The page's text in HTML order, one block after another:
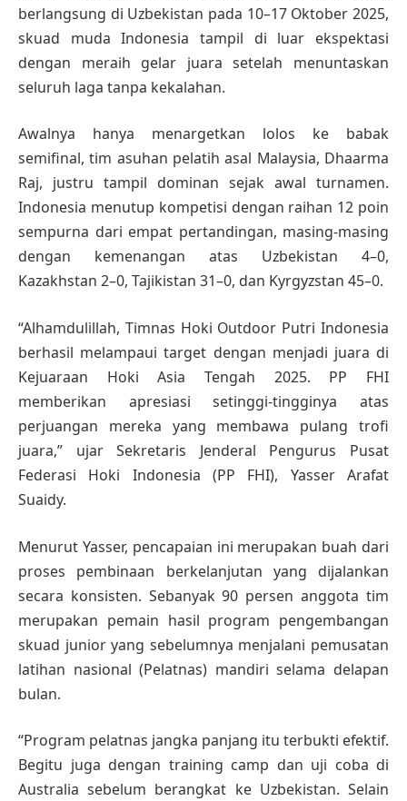
berlangsung di Uzbekistan pada 10–17 Oktober 2025,
skuad muda Indonesia tampil di luar ekspektasi
dengan meraih gelar juara setelah menuntaskan
seluruh laga tanpa kekalahan.
Awalnya hanya menargetkan lolos ke babak
semifinal, tim asuhan pelatih asal Malaysia, Dhaarma
Raj, justru tampil dominan sejak awal turnamen.
Indonesia menutup kompetisi dengan raihan 12 poin
sempurna dari empat pertandingan, masing-masing
dengan kemenangan atas Uzbekistan 4–0,
Kazakhstan 2–0, Tajikistan 31–0, dan Kyrgyzstan 45–0.
“Alhamdulillah, Timnas Hoki Outdoor Putri Indonesia
berhasil melampaui target dengan menjadi juara di
Kejuaraan Hoki Asia Tengah 2025. PP FHI
memberikan apresiasi setinggi-tingginya atas
perjuangan mereka yang membawa pulang trofi
juara,” ujar Sekretaris Jenderal Pengurus Pusat
Federasi Hoki Indonesia (PP FHI), Yasser Arafat
Suaidy.
Menurut Yasser, pencapaian ini merupakan buah dari
proses pembinaan berkelanjutan yang dijalankan
secara konsisten. Sebanyak 90 persen anggota tim
merupakan pemain hasil program pengembangan
skuad junior yang sebelumnya menjalani pemusatan
latihan nasional (Pelatnas) mandiri selama delapan
bulan.
“Program pelatnas jangka panjang itu terbukti efektif.
Begitu juga dengan training camp dan uji coba di
Australia sebelum berangkat ke Uzbekistan. Selain